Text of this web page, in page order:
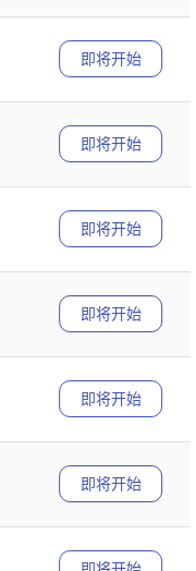
即将开始
即将开始
即将开始
即将开始
即将开始
即将开始